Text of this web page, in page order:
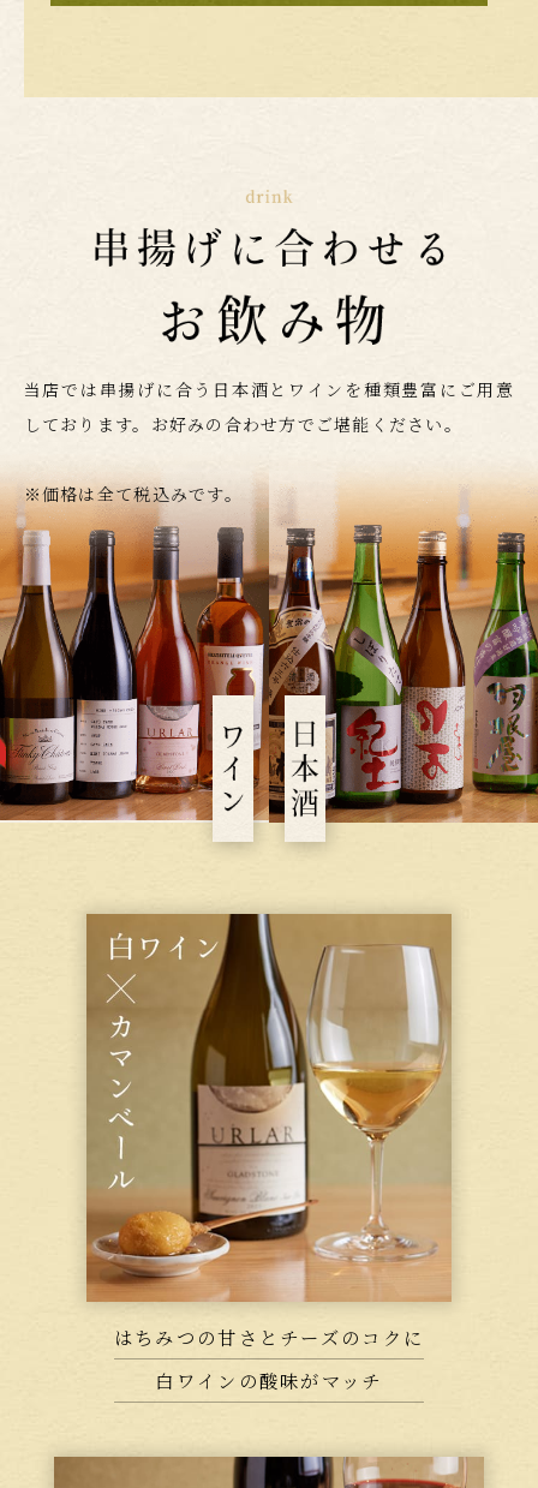
当店では串揚げに合う日本酒とワインを種類豊富にご用意
しております。 お好みの合わせ方でご堪能ください。
※価格は全て税込みです。
はちみつの甘さとチーズのコクに
白ワインの酸味がマッチ